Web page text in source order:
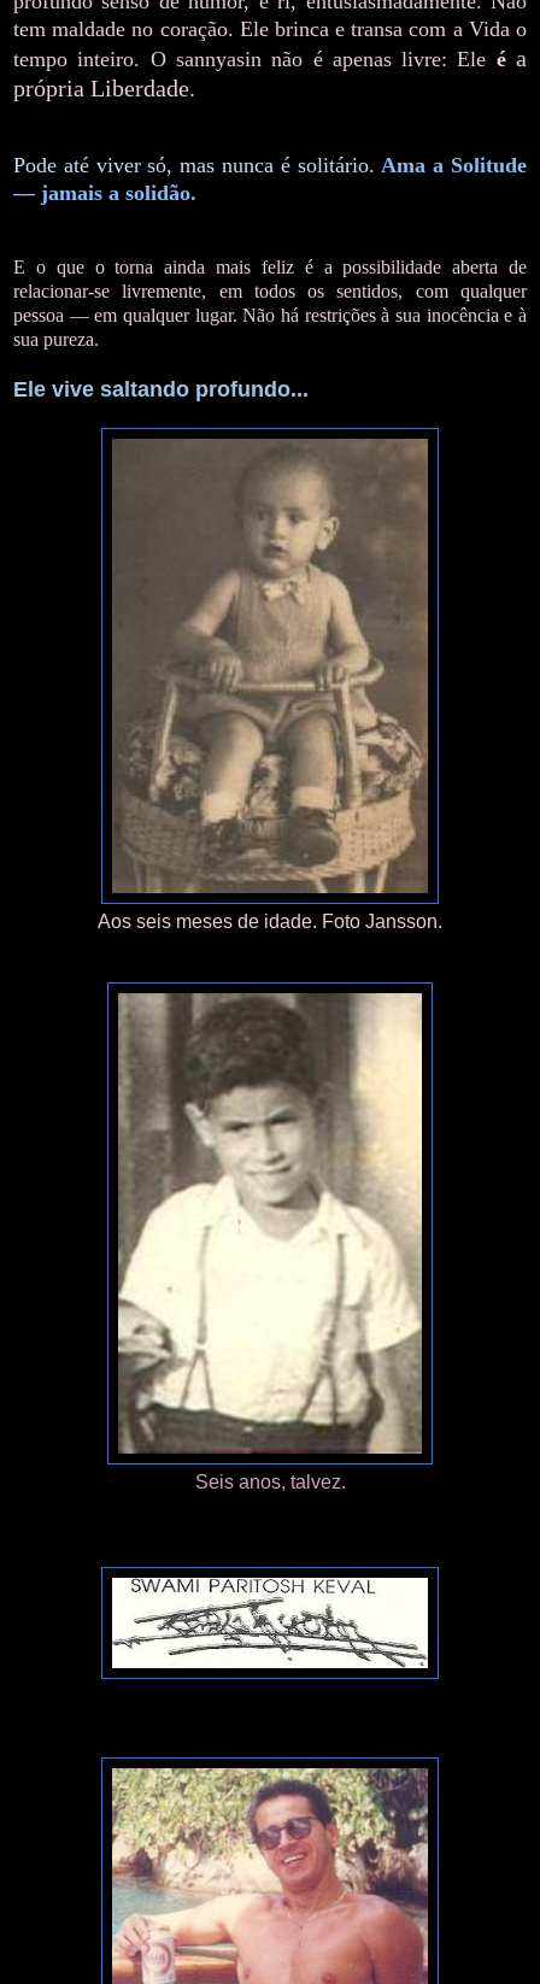
tem maldade no coração. Ele brinca e transa com a Vida o
tempo inteiro. O sannyasin não é apenas livre: Ele é a
própria Liberdade.
Pode até viver só, mas nunca é solitário. Ama a Solitude
— jamais a solidão.
E o que o torna ainda mais feliz é a possibilidade aberta de
relacionar-se livremente, em todos os sentidos, com qualquer
pessoa — em qualquer lugar. Não há restrições à sua inocência e à
sua pureza.
Ele vive saltando profundo...
Aos seis meses de idade. Foto Jansson.
Seis anos, talvez.